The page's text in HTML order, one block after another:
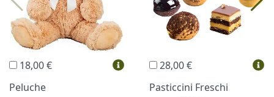
Trudi® THUN®
Regali Personalizzati
18,00 €
Peluche
28,00 €
Pasticcini Freschi